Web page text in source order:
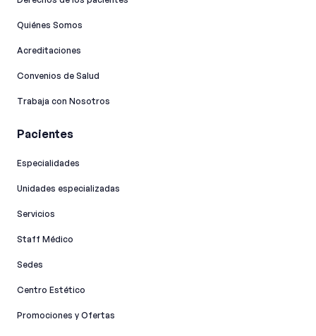
Quiénes Somos
Acreditaciones
Convenios de Salud
Trabaja con Nosotros
Pacientes
Especialidades
Unidades especializadas
Servicios
Staff Médico
Sedes
Centro Estético
Promociones y Ofertas